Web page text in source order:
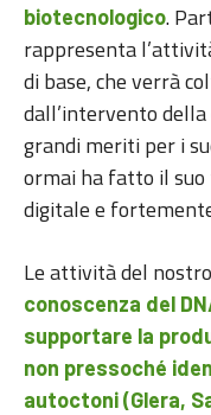
biotecnologico.
rappresenta
di base, che verrà
dall’intervento della
grandi meriti per i
ormai ha fatto il suo
digitale e
Le attività del
conoscenza del
supportare la
non pressoché
autoctoni (Glera,